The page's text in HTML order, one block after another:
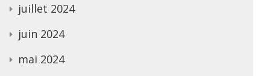
juillet 2024
juin 2024
mai 2024